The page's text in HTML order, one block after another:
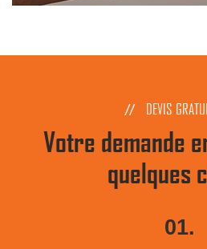
DEVIS
Votre demande
quelques
01.